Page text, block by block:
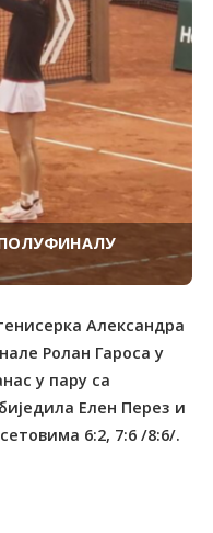
Александра
Ролан Гароса у
у пару са
Елен Перез и
6:2, 7:6 /8:6/.